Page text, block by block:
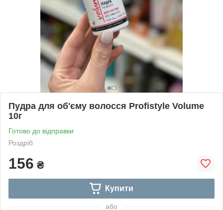
Пудра для об'єму волосся Profistyle Volume
10г
Готово до відправки
Роздріб
156 ₴
Купити
або